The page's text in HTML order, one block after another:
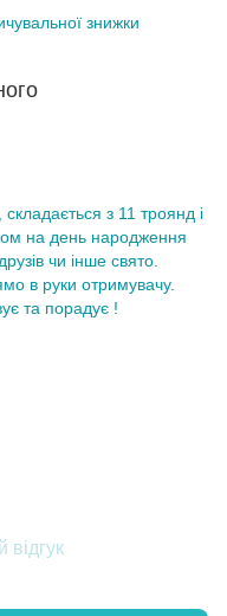
знижки
з 11 троянд і
на день народження
чи інше свято.
в руки отримувачу.
та порадує !